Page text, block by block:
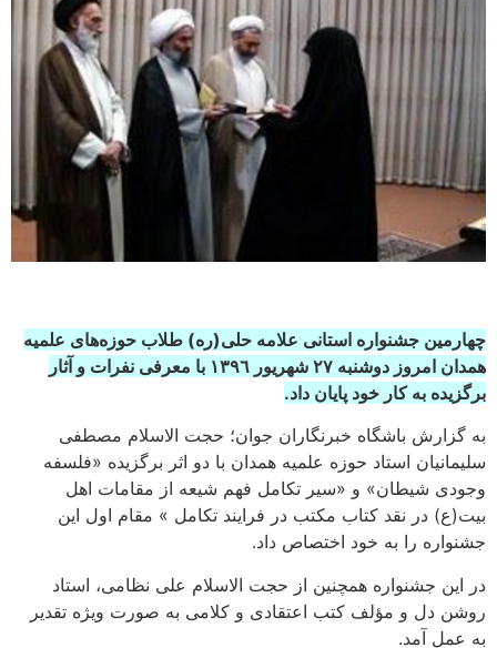
چهارمین جشنواره استانی علامه حلی(ره) طلاب حوزه‌های علمیه
همدان امروز دوشنبه ٢٧ شهريور ١٣٩٦ با معرفی نفرات و آثار
برگزیده به کار خود پایان داد.
به گزارش باشگاه خبرنگاران جوان؛ حجت الاسلام مصطفی
سلیمانیان استاد حوزه علمیه همدان با دو اثر برگزیده «فلسفه
وجودی شیطان» و «سیر تکامل فهم شیعه از مقامات اهل
بیت(ع) در نقد کتاب مکتب در فرایند تکامل » مقام اول این
جشنواره را به خود اختصاص داد.
در این جشنواره همچنین از حجت الاسلام علی نظامی، استاد
روشن دل و مؤلف کتب اعتقادی و کلامی به صورت ویژه تقدیر
به عمل آمد.